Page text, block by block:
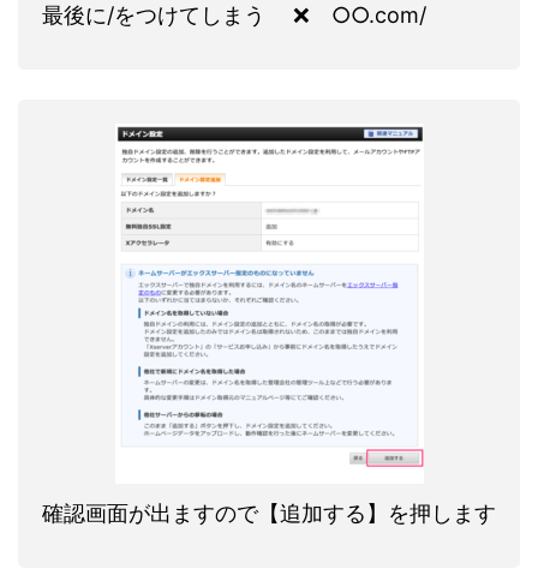
最後に/をつけてしまう ❌ ○○.com/
確認画面が出ますので【追加する】を押します